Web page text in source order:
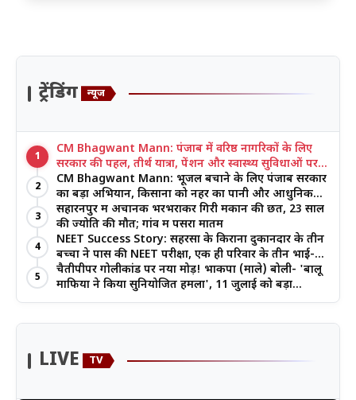
ट्रेंडिंग न्यूज
1
CM Bhagwant Mann: पंजाब में वरिष्ठ नागरिकों के लिए
सरकार की पहल, तीर्थ यात्रा, पेंशन और स्वास्थ्य सुविधाओं पर
जोर
2
CM Bhagwant Mann: भूजल बचाने के लिए पंजाब सरकार
का बड़ा अभियान, किसानों को नहर का पानी और आधुनिक
खेती का मिल रहा लाभ
3
सहारनपुर में अचानक भरभराकर गिरी मकान की छत, 23 साल
की ज्योति की मौत; गांव में पसरा मातम
4
NEET Success Story: सहरसा के किराना दुकानदार के तीन
बच्चों ने पास की NEET परीक्षा, एक ही परिवार के तीन भाई-
बहनों ने रचा इतिहास
5
चैतीपीपर गोलीकांड पर नया मोड़! भाकपा (माले) बोली- 'बालू
माफिया ने किया सुनियोजित हमला', 11 जुलाई को बड़ा
आंदोलन
LIVE TV